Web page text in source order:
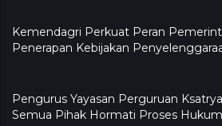
Kemendagri Perkuat Peran
Penerapan Kebijakan
Pengurus Yayasan Perguruan
Semua Pihak Hormati Proses